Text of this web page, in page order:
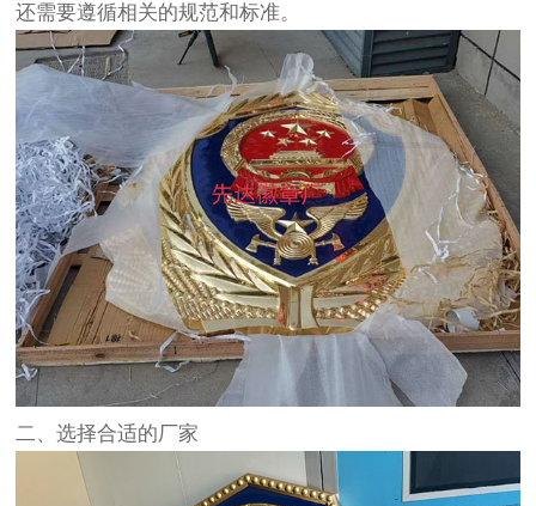
还需要遵循相关的规范和标准。
二、选择合适的厂家